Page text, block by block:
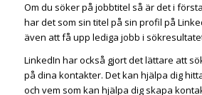
Om du söker på jobbtitel så är det i
har det som sin titel på sin profil på
även att få upp lediga jobb i
LinkedIn har också gjort det lättare att
på dina kontakter. Det kan hjälpa dig
och vem som kan hjälpa dig skapa